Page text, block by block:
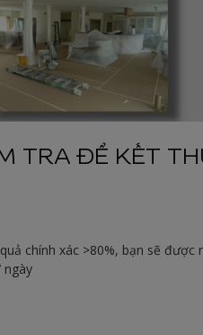
TRA ĐỂ KẾT
chính xác >80%, bạn sẽ
ngày